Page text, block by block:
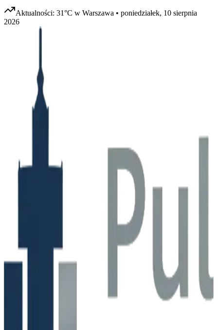
Aktualności: 31°C w Warszawa • poniedziałek, 10 sierpnia
2026